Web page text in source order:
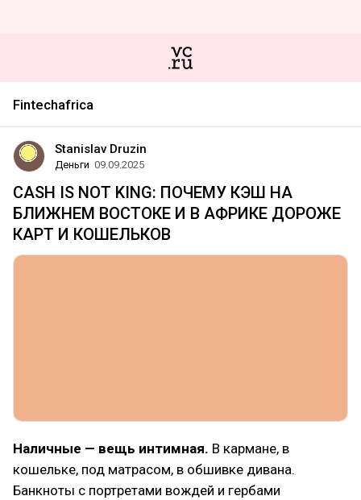
Fintechafrica
Stanislav Druzin
Деньги 09.09.2025
CASH IS NOT KING: ПОЧЕМУ КЭШ НА
БЛИЖНЕМ ВОСТОКЕ И В АФРИКЕ ДОРОЖЕ
КАРТ И КОШЕЛЬКОВ
Наличные — вещь интимная. В кармане, в
кошельке, под матрасом, в обшивке дивана.
Банкноты с портретами вождей и гербами